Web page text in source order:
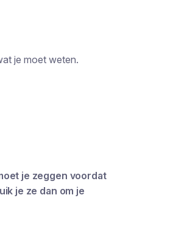
je moet weten.
je zeggen voordat
je ze dan om je